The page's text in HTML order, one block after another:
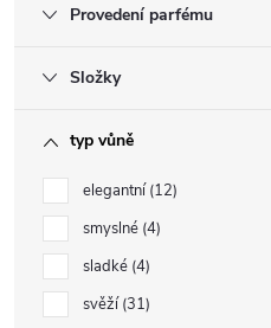
Provedení parfému
Složky
typ vůně
elegantní 12
smyslné 4
sladké 4
svěží 31